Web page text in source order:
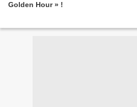
Golden Hour » !